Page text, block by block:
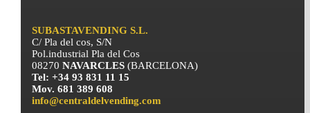
SUBASTAVENDING S.L.
C/ Pla del cos, S/N
Pol.industrial Pla del Cos
08270NAVARCLES(BARCELONA)
Tel: +34 93 831 11 15
Mov. 681 389 608
info@centraldelvending.com